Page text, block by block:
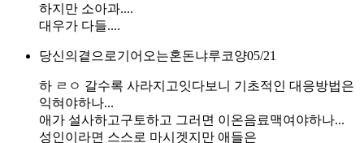
하지만 소아과....
대우가 다들....
당신의곁으로기어오는혼돈냐루코양05/21
하 ㄹㅇ 갈수록 사라지고잇다보니 기초적인 대응방법은
익혀야하나...
애가 설사하고구토하고 그러면 이온음료맥여야하나...
성인이라면 스스로 마시겟지만 애들은